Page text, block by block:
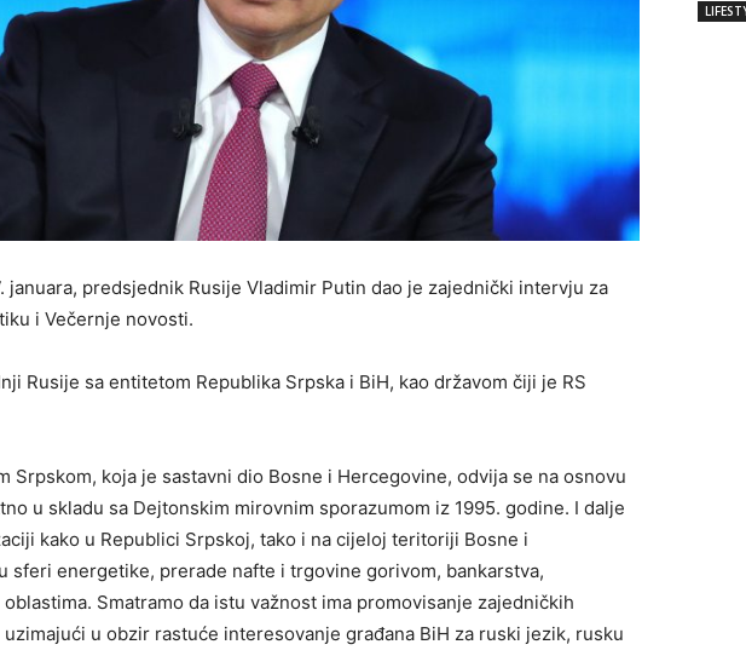
januara, predsjednik Rusije Vladimir Putin dao je zajednički intervju za
i Večernje novosti.
Rusije sa entitetom Republika Srpska i BiH, kao državom čiji je RS
Srpskom, koja je sastavni dio Bosne i Hercegovine, odvija se na osnovu
u skladu sa Dejtonskim mirovnim sporazumom iz 1995. godine. I dalje
kako u Republici Srpskoj, tako i na cijeloj teritoriji Bosne i
sferi energetike, prerade nafte i trgovine gorivom, bankarstva,
Smatramo da istu važnost ima promovisanje zajedničkih
u obzir rastuće interesovanje građana BiH za ruski jezik, rusku